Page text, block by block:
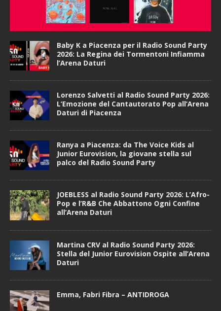
Baby K a Piacenza per il Radio Sound Party
2026: La Regina dei Tormentoni Infiamma
l’Arena Daturi
Lorenzo Salvetti al Radio Sound Party 2026:
L’Emozione del Cantautorato Pop all’Arena
Daturi di Piacenza
Ranya a Piacenza: da The Voice Kids al
Junior Eurovision, la giovane stella sul
palco del Radio Sound Party
JOEBLESS al Radio Sound Party 2026: L’Afro-
Pop e l’R&B Che Abbattono Ogni Confine
all’Arena Daturi
Martina CRV al Radio Sound Party 2026:
Stella del Junior Eurovision Ospite all’Arena
Daturi
Emma, Fabri Fibra – ANTIDROGA